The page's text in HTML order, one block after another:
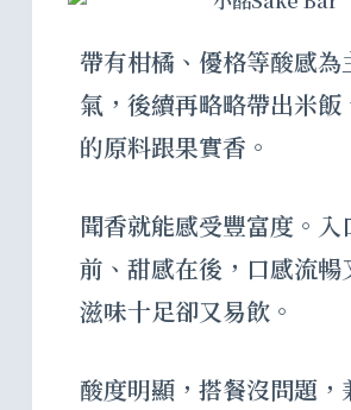
帶有柑橘、優格等酸感為
氣，後續再略略帶出米飯
的原料跟果實香。
聞香就能感受豐富度。入
前、甜感在後，口感流暢
滋味十足卻又易飲。
酸度明顯，搭餐沒問題，